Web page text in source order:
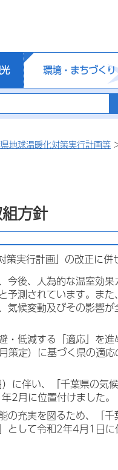
環境・まちづくり
地球温暖化対策実行計画等
方針
実行計画」の改正に併
今後、人為的な温室効
測されています。ま
候変動及びその影響
・低減する「適応」を
定）に基づく県の適
に伴い、「千葉県の気
2月に位置付けました。
の充実を図るため、「
として令和2年4月1日